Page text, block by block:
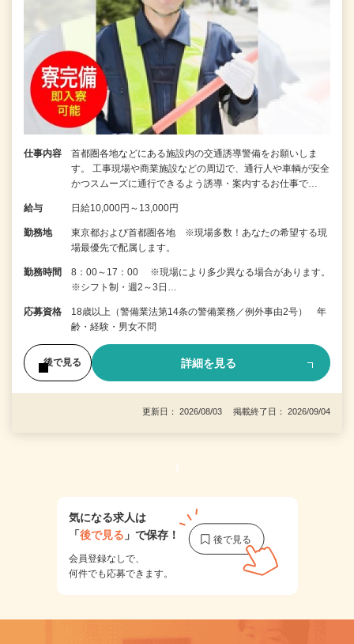
仕事内容
首都圏各地などにある施設内の交通誘導警備をお願いしま
す。 工事現場や商業施設などの周辺で、通行人や車輌が安全
かつスムーズに通行できるよう誘導・案内するお仕事で…
給与 日給10,000円～13,000円
勤務地
東京都および首都圏各地 ※現場多数！あなたの希望する現
場最優先で配属します。
勤務時間
8：00～17：00 ※現場により多少異なる場合があります。
※シフト制・週2～3日…
応募資格
18歳以上（警備業法第14条の警備業務／例外事由2号） 年
齢・経験・男女不問
後で見る 詳細を見る
更新日： 2026/08/03 掲載終了日： 2026/09/04
1
気になる求人は
「後で見る 」で保存！
会員登録なしで、
何件でも応募できます。